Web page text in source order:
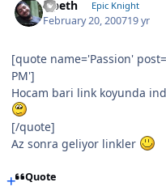
Opeth Epic Knight
February 20, 200719 yr
[quote name='Passion'
PM']
Hocam bari link koyunda
[/quote]
Az sonra geliyor linkler
Quote